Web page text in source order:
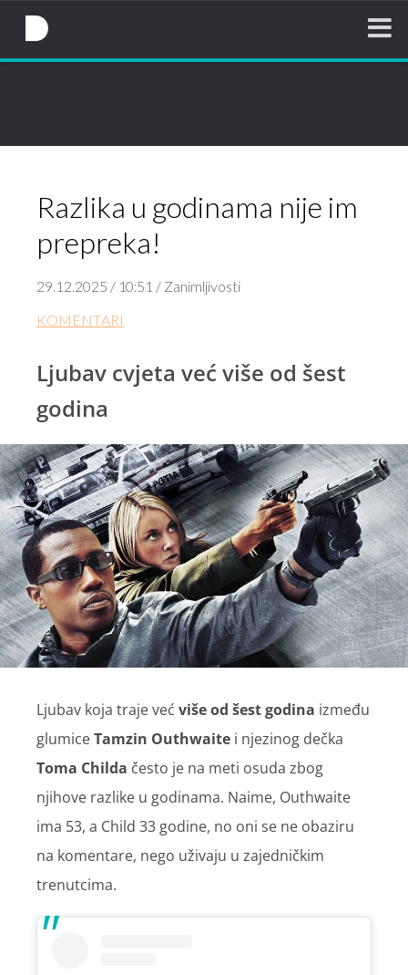
Razlika u godinama nije im
prepreka!
29.12.2025 / 10:51 / Zanimljivosti
KOMENTARI
Ljubav cvjeta već više od šest
godina
Ljubav koja traje već više od šest godina između
glumiceTamzin Outhwaite i njezinog dečka
Toma Childa često je na meti osuda zbog
njihove razlike u godinama. Naime, Outhwaite
ima 53, a Child 33 godine, no oni se ne obaziru
na komentare, nego uživaju u zajedničkim
trenutcima.